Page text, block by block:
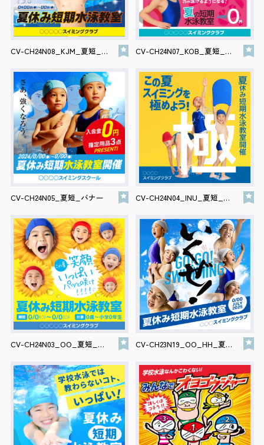
CV-CH24N08_KJM_夏短_バナー CV-CH24N07_KOB_夏短_バナー
CV-CH24N05_夏短_バナー CV-CH24N04_INU_夏短_バナー
CV-CH24N03_OO_夏短_バナー CV-CH23N19_OO_HH_夏短_バナー